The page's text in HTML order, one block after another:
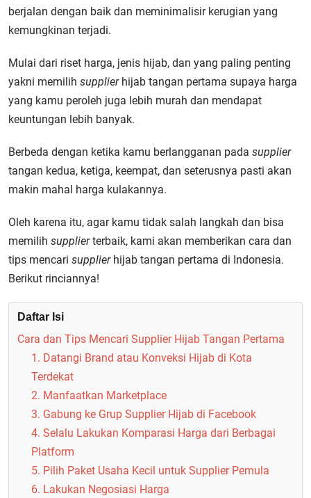
berjalan dengan baik dan meminimalisir kerugian yang
kemungkinan terjadi.
Mulai dari riset harga, jenis hijab, dan yang paling penting
yakni memilih supplierhijab tangan pertama supaya harga
yang kamu peroleh juga lebih murah dan mendapat
keuntungan lebih banyak.
Berbeda dengan ketika kamu berlangganan pada supplier
tangan kedua, ketiga, keempat, dan seterusnya pasti akan
makin mahal harga kulakannya.
Oleh karena itu, agar kamu tidak salah langkah dan bisa
memilih supplierterbaik, kami akan memberikan cara dan
tips mencari supplierhijab tangan pertama di Indonesia.
Berikut rinciannya!
Daftar Isi
Cara dan Tips Mencari Supplier Hijab Tangan Pertama
1. Datangi Brand atau Konveksi Hijab di Kota
Terdekat
2. Manfaatkan Marketplace
3. Gabung ke Grup Supplier Hijab di Facebook
4. Selalu Lakukan Komparasi Harga dari Berbagai
Platform
5. Pilih Paket Usaha Kecil untuk Supplier Pemula
6. Lakukan Negosiasi Harga